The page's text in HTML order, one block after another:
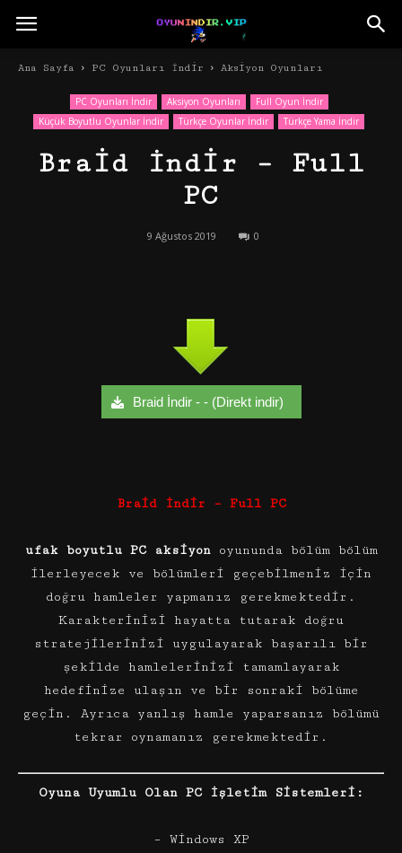
Ana Sayfa PC Oyunları İndir Aksiyon Oyunları
PC Oyunları İndir Aksiyon Oyunları
Full Oyun İndir
Küçük Boyutlu Oyunlar İndir
Türkçe Oyunlar İndir Türkçe Yama İndir
Braid İndir – Full
PC
9 Ağustos 2019 0
Braid İndir - - (Direkt indir)
Braid İndir – Full PC
ufak boyutlu PC aksiyonoyununda bölüm bölüm
ilerleyecek ve bölümleri geçebilmeniz için
doğru hamleler yapmanız gerekmektedir.
Karakterinizi hayatta tutarak doğru
stratejilerinizi uygulayarak başarılı bir
şekilde hamlelerinizi tamamlayarak
hedefinize ulaşın ve bir sonraki bölüme
geçin. Ayrıca yanlış hamle yaparsanız bölümü
tekrar oynamanız gerekmektedir.
Oyuna Uyumlu Olan PC İşletim Sistemleri:
– Windows XP